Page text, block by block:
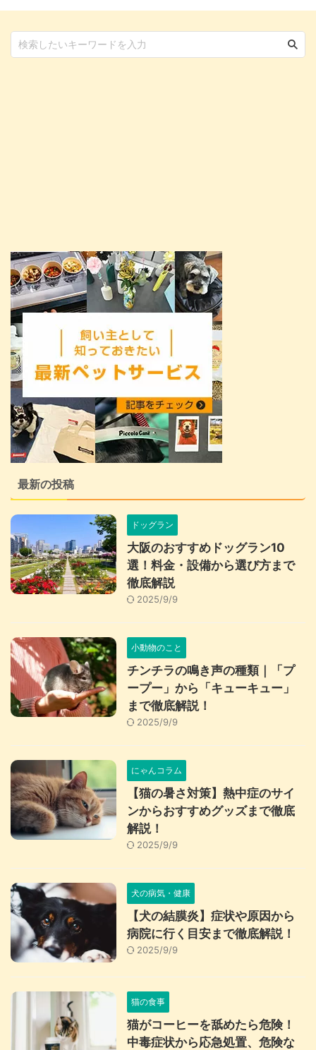
最新の投稿
ドッグラン
大阪のおすすめドッグラン10
選！料金・設備から選び方まで
徹底解説
2025/9/9
小動物のこと
チンチラの鳴き声の種類｜「プ
ープー」から「キューキュー」
まで徹底解説！
2025/9/9
にゃんコラム
【猫の暑さ対策】熱中症のサイ
ンからおすすめグッズまで徹底
解説！
2025/9/9
犬の病気・健康
【犬の結膜炎】症状や原因から
病院に行く目安まで徹底解説！
2025/9/9
猫の食事
猫がコーヒーを舐めたら危険！
中毒症状から応急処置、危険な